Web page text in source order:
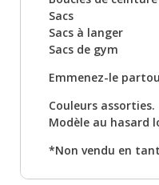
Sacs
Sacs à langer
Sacs de gym
Emmenez-le
Couleurs assorties.
Modèle au hasard
*Non vendu en